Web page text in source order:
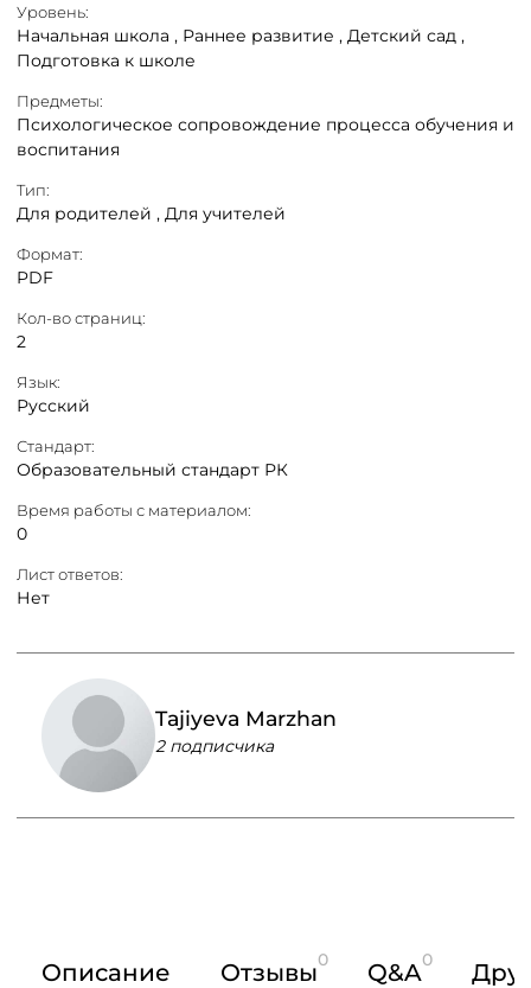
Уровень:
Начальная школа , Раннее развитие , Детский сад ,
Подготовка к школе
Предметы:
Психологическое сопровождение процесса обучения и
воспитания
Тип:
Для родителей , Для учителей
Формат:
PDF
Кол-во страниц:
2
Язык:
Русский
Стандарт:
Образовательный стандарт РК
Время работы с материалом:
0
Лист ответов:
Нет
Tajiyeva Marzhan
2 подписчика
Описание Отзывы0 Q&A0